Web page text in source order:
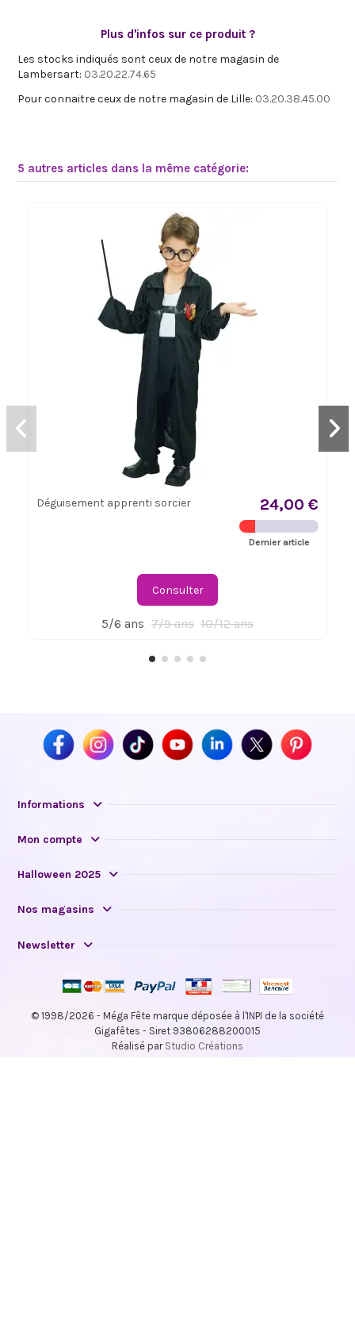
Plus d'infos sur ce produit ?
Les stocks indiqués sont ceux de notre magasin de
Lambersart: 03.20.22.74.65
Pour connaitre ceux de notre magasin de Lille: 03.20.38.45.00
5 autres articles dans la même catégorie:
Déguisement apprenti sorcier 24,00 €
Dernier article
Consulter
5/6 ans 7/9 ans 10/12 ans
Informations
Mon compte
Halloween 2025
Nos magasins
Newsletter
© 1998/2026 - Méga Fête marque déposée à l'INPI de la société
Gigafêtes - Siret 93806288200015
Réalisé par Studio Créations